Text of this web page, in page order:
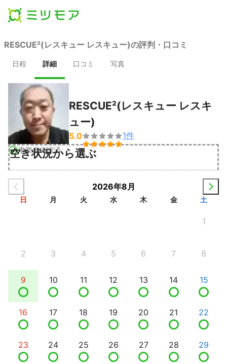
RESCUE²(レスキュー レスキュー)の評判・口コミ
日程 詳細 口コミ 写真
事業者確認済
RESCUE²(レスキュー レスキ
ュー)
5.0

1件
空き状況から選ぶ
2026年8月
日 月 火 水 木 金 土
1
2 3 4 5 6 7 8
9 10 11 12 13 14 15
16 17 18 19 20 21 22
23 24 25 26 27 28 29